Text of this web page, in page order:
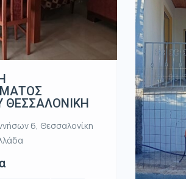
ΘΕΣΣΑΛΟΝΙΚΗ
6, Θεσσαλονίκη